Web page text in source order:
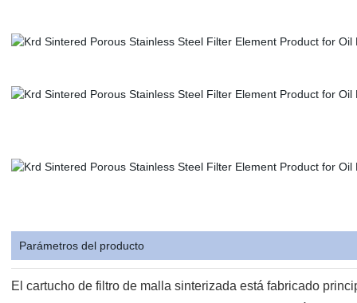
Parámetros del producto
El cartucho de filtro de malla sinterizada está fabricado